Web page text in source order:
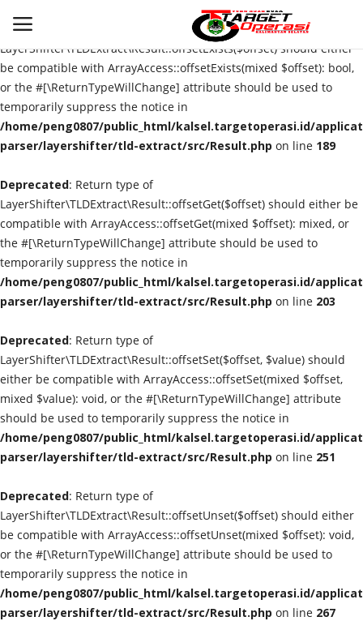
Deprecated
LayerShifter\TLDExtract\Result::offsetExists($offset) should either
be compatible with ArrayAccess::offsetExists(mixed $offset): bool,
or the #[\ReturnTypeWillChange] attribute should be used to
temporarily suppress the notice in
/home/peng0807/public_html/kalsel.targetoperasi.id/
parser/layershifter/tld-extract/src/Result.php on line 189
Deprecated: Return type of
LayerShifter\TLDExtract\Result::offsetGet($offset) should either be
compatible with ArrayAccess::offsetGet(mixed $offset): mixed, or
the #[\ReturnTypeWillChange] attribute should be used to
temporarily suppress the notice in
/home/peng0807/public_html/kalsel.targetoperasi.id/
parser/layershifter/tld-extract/src/Result.php on line 203
Deprecated: Return type of
LayerShifter\TLDExtract\Result::offsetSet($offset, $value) should
either be compatible with ArrayAccess::offsetSet(mixed $offset,
mixed $value): void, or the #[\ReturnTypeWillChange] attribute
should be used to temporarily suppress the notice in
/home/peng0807/public_html/kalsel.targetoperasi.id/
parser/layershifter/tld-extract/src/Result.php on line 251
Deprecated: Return type of
LayerShifter\TLDExtract\Result::offsetUnset($offset) should either
be compatible with ArrayAccess::offsetUnset(mixed $offset): void,
or the #[\ReturnTypeWillChange] attribute should be used to
temporarily suppress the notice in
/home/peng0807/public_html/kalsel.targetoperasi.id/
parser/layershifter/tld-extract/src/Result.php on line 267
Login Register
Home
Contact
BANJARMASIN
KRIMINAL
HUKUM
PERISTIWA
POLITIK
WISATA
TO CHANEL